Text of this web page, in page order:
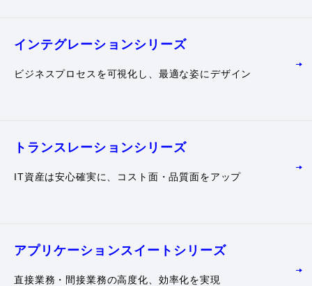
インテグレーションシリーズ
ビジネスプロセスを可視化し、最適な姿にデザイン
トランスレーションシリーズ
IT資産は安心確実に、コスト面・品質面をアップ
アプリケーションスイートシリーズ
直接業務・間接業務の高度化、効率化を実現